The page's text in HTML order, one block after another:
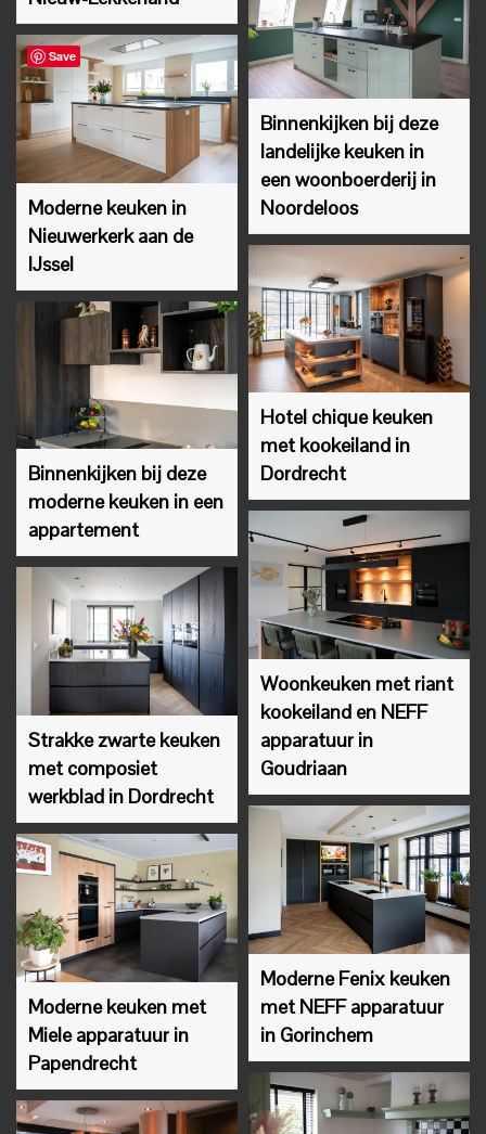
Binnenkijken bij deze
landelijke keuken in
een woonboerderij in
Noordeloos
Moderne keuken in
Nieuwerkerk aan de
IJssel
Hotel chique keuken
met kookeiland in
Dordrecht
Binnenkijken bij deze
moderne keuken in een
appartement
Woonkeuken met riant
kookeiland en NEFF
apparatuur in
Goudriaan
Strakke zwarte keuken
met composiet
werkblad in Dordrecht
Moderne Fenix keuken
met NEFF apparatuur
in Gorinchem
Moderne keuken met
Miele apparatuur in
Papendrecht
Save